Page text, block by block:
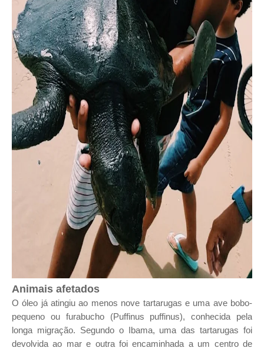
Animais afetados
O óleo já atingiu ao menos nove tartarugas e uma ave bobo-
pequeno ou furabucho (Puffinus puffinus), conhecida pela
longa migração. Segundo o Ibama, uma das tartarugas foi
devolvida ao mar e outra foi encaminhada a um centro de